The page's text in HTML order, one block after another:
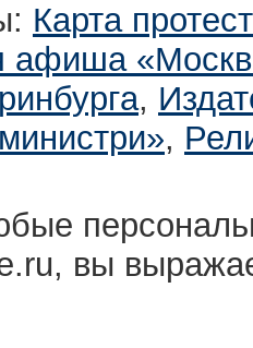
Карта
афиша
,
,
вы